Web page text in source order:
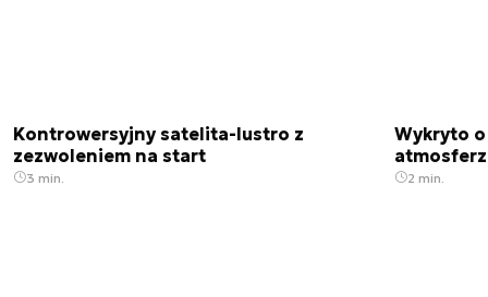
Kontrowersyjny satelita-lustro z
zezwoleniem na start
3 min.
Wykryto
2 min.